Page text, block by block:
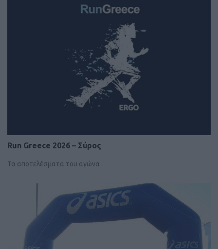
Run Greece 2026 – Σύρος
Τα αποτελέσματα του αγώνα